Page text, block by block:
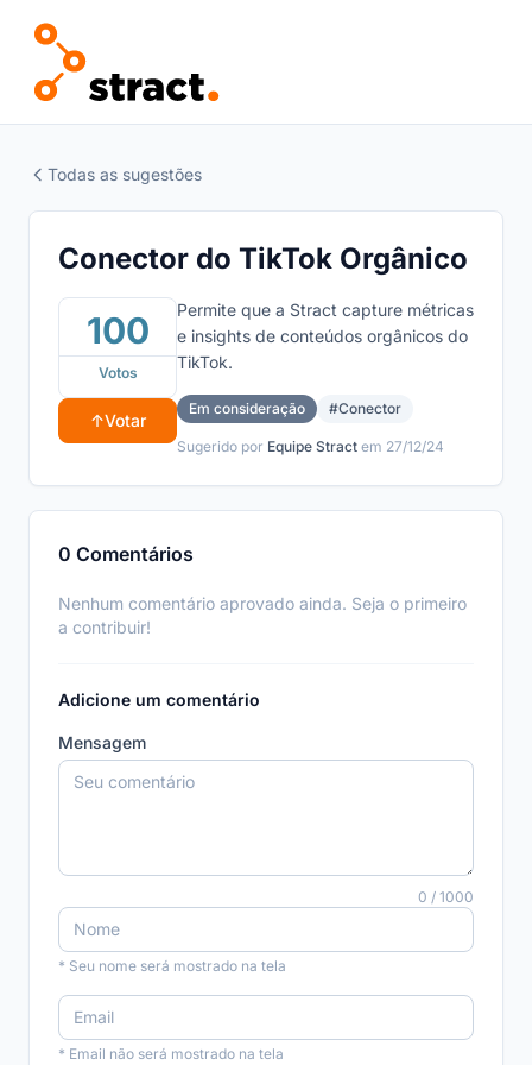
Todas as sugestões
Conector do TikTok Orgânico
100
Votos
↑Votar
Permite que a Stract capture métricas
e insights de conteúdos orgânicos do
TikTok.
Em consideração #Conector
Sugerido por Equipe Stract em 27/12/24
0 Comentários
Nenhum comentário aprovado ainda. Seja o primeiro
a contribuir!
Adicione um comentário
Mensagem
0 / 1000
* Seu nome será mostrado na tela
* Email não será mostrado na tela